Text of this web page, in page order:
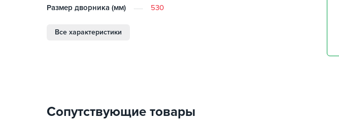
Размер дворника (мм)
530
Все характеристики
Сопутствующие товары